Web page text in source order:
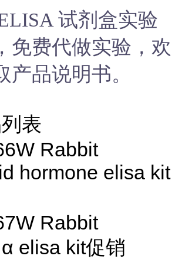
试剂盒实验
免费代做实验，欢
产品说明书。
表
Rabbit
hormone elisa kit
Rabbit
elisa kit促销